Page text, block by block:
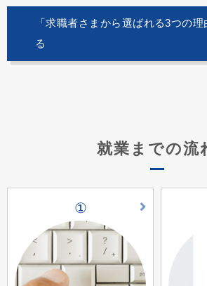
「求職者さまから選ばれる3つの
る
就業までの流
①